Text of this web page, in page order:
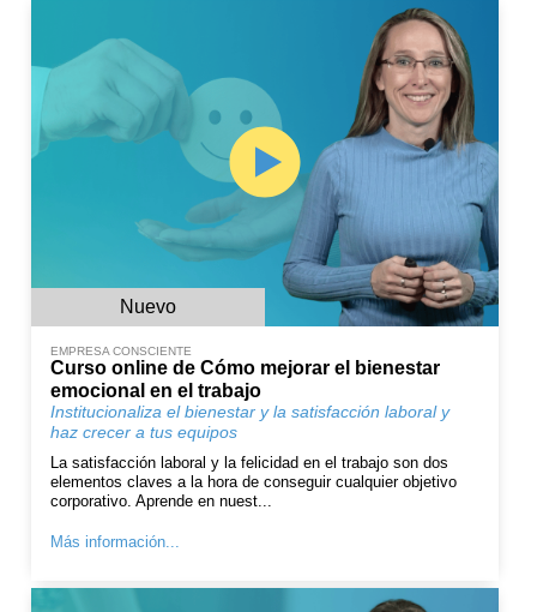
Nuevo
EMPRESA CONSCIENTE
Curso online de Cómo mejorar el bienestar
emocional en el trabajo
Institucionaliza el bienestar y la satisfacción laboral y
haz crecer a tus equipos
La satisfacción laboral y la felicidad en el trabajo son dos
elementos claves a la hora de conseguir cualquier objetivo
corporativo. Aprende en nuest...
Más información...